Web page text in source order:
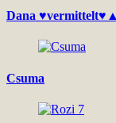
Dana
Csuma